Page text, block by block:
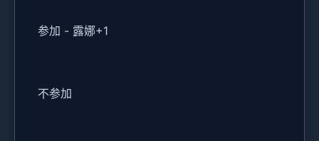
参加 - 露娜+1
不参加